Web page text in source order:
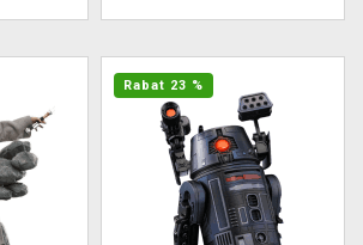
Rabat 23 %